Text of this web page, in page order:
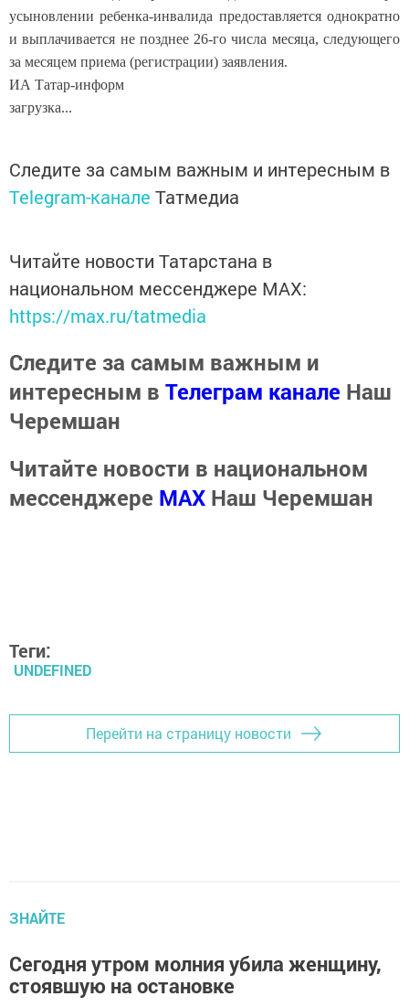
усыновлении ребенка-инвалида предоставляется однократно
и выплачивается не позднее 26-го числа месяца, следующего
за месяцем приема (регистрации) заявления.
ИА Татар-информ
загрузка...
Следите за самым важным и интересным в
Telegram-канале Татмедиа
Читайте новости Татарстана в
национальном мессенджере MАХ:
https://max.ru/tatmedia
Следите за самым важным и
интересным в Телеграм канале Наш
Черемшан
Читайте новости в национальном
мессенджере MАХ Наш Черемшан
Теги:
UNDEFINED
Перейти на страницу новости
ЗНАЙТЕ
Сегодня утром молния убила женщину,
стоявшую на остановке